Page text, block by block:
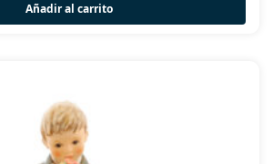
Añadir al carrito